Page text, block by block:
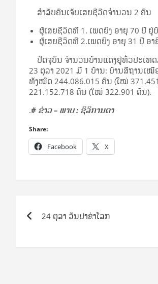
ສຳລັບຄົນເຈັບເສຍຊີວີດຈຳນວນ 2 ຄົນ
ຜູ້ເສຍຊີວິດທີ 1. ເພດຍິງ ອາຍຸ 70 ປີ
ຜູ້ເສຍຊີວິດທີ 2.ເພດຍິງ ອາຍຸ 31 ປີ
ປັດຈຸບັນ ຈຳນວນບ້ານແດງຢູ່ທົ່ວປະເທ
23 ຕຸລາ 2021 ມີ 1 ບ້ານ: ບ້ານສີຖານເ
ທັງໝົດ 244.086.015 ຄົນ (ໃໝ່
221.152.718 ຄົນ (ໃໝ່ 322.901 ຄົນ).
.# ຂ່າວ – ພາບ : ຊິລິການດາ
Share:
Facebook X
navigation
24 ຕຸລາ ວັນປາຂ່າໂລກ